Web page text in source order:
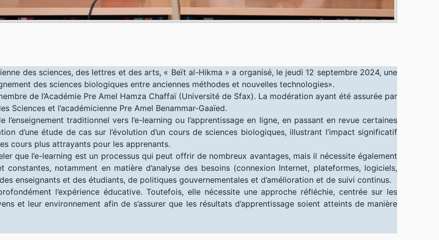
des sciences, des lettres et des arts, « Beït al-Hikma » a organisé, le jeudi 12 septembre 2024, une
des sciences biologiques entre anciennes méthodes et nouvelles technologies».
de l’Académie Pre Amel Hamza Chaffaï (Université de Sfax). La modération ayant été assurée par
Sciences et l’académicienne Pre Amel Benammar-Gaaïed.
traditionnel vers l’e-learning ou l’apprentissage en ligne, en passant en revue certaines
d’une étude de cas sur l’évolution d’un cours de sciences biologiques, illustrant l’impact significatif
cours plus attrayants pour les apprenants.
que l’e-learning est un processus qui peut offrir de nombreux avantages, mais il nécessite également
notamment en matière d’analyse des besoins (connexion Internet, plateformes, logiciels,
enseignants et des étudiants, de politiques gouvernementales et d’amélioration et de suivi continus.
l’expérience éducative. Toutefois, elle nécessite une approche réfléchie, centrée sur les
et leur environnement afin de s’assurer que les résultats d’apprentissage soient atteints de manière